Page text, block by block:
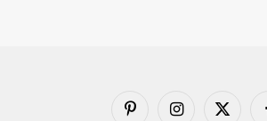
X الانستغرامبينتيريست